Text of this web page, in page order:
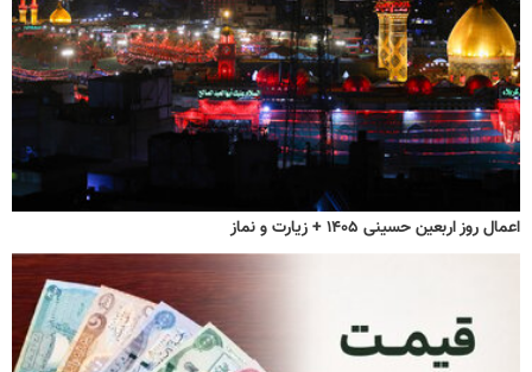
اعمال روز اربعین حسینی ۱۴۰۵ + زیارت و نماز